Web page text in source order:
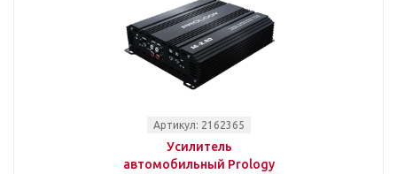
Артикул: 2162365
Усилитель
автомобильный Prology